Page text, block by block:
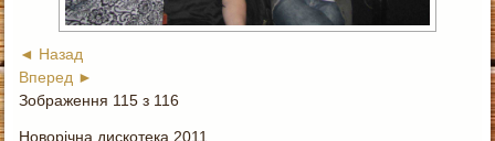
◄ Назад
Вперед ►
Зображення 115 з 116
Новорічна дискотека 2011